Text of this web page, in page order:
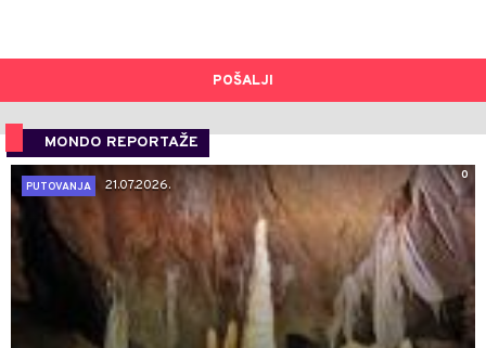
POŠALJI
MONDO REPORTAŽE
0
PUTOVANJA
21.07.2026.